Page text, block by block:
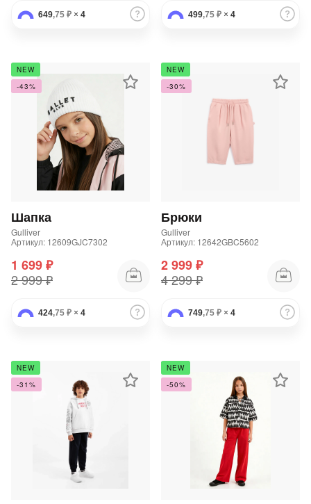
649,75 ₽ × 4 499,75 ₽ × 4
NEW
-43%
Шапка
Gulliver
Артикул: 12609GJC7302
1 699 ₽
2 999 ₽
424,75 ₽ × 4
NEW
-30%
Брюки
Gulliver
Артикул: 12642GBC5602
2 999 ₽
4 299 ₽
749,75 ₽ × 4
NEW
-31%
NEW
-50%
раз в 2
plait.ru